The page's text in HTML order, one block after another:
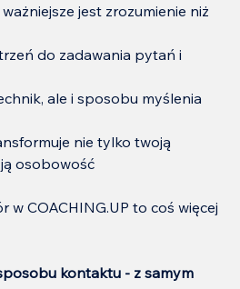
jest zrozumienie niż
do zadawania pytań i
ale i sposobu myślenia
nie tylko twoją
osobowość
w COACHING.UP to coś więcej
kontaktu - z samym